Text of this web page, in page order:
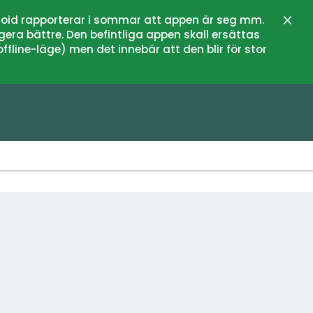
rapporterar i sommar att appen är seg mm.
bättre. Den befintliga appen skall ersättas
läge) men det innebär att den blir för stor